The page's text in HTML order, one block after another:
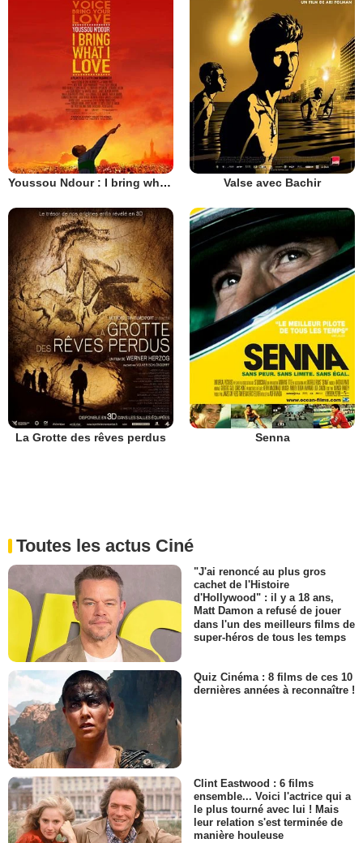
Youssou Ndour : I bring what I love Valse avec Bachir
La Grotte des rêves perdus Senna
Toutes les actus Ciné
"J'ai renoncé au plus gros
cachet de l'Histoire
d'Hollywood" : il y a 18 ans,
Matt Damon a refusé de jouer
dans l'un des meilleurs films de
super-héros de tous les temps
Quiz Cinéma : 8 films de ces 10
dernières années à reconnaître !
Clint Eastwood : 6 films
ensemble... Voici l'actrice qui a
le plus tourné avec lui ! Mais
leur relation s'est terminée de
manière houleuse